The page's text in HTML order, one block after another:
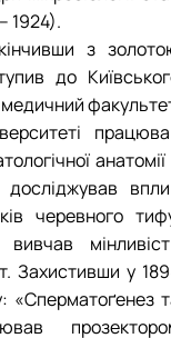
1924).
з
до
анатомії
досліджував
черевного
Захистивши у
«Сперматоґенез